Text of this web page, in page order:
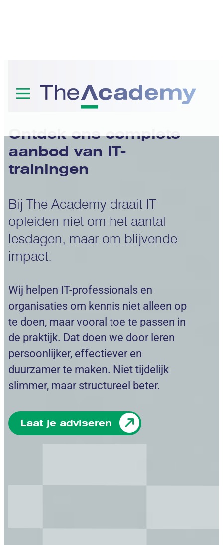
Trainingen
Ontdek ons complete
aanbod van IT-
trainingen
Bij The Academy draait IT
opleiden niet om het aantal
lesdagen, maar om blijvende
impact.
Wij helpen IT-professionals en
organisaties om kennis niet alleen op
te doen, maar vooral toe te passen in
de praktijk. Dat doen we door leren
persoonlijker, effectiever en
duurzamer te maken. Niet tijdelijk
slimmer, maar structureel beter.
Laat je adviseren